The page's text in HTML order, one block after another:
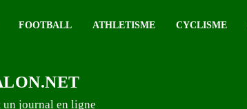
FOOTBALL ATHLETISME CYCLISME
un journal en ligne